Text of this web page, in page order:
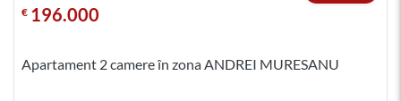
€ 196.000
Apartament 2 camere în zona ANDREI MURESANU